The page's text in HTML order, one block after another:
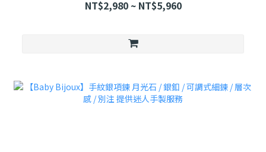
NT$2,980 ~ NT$5,960